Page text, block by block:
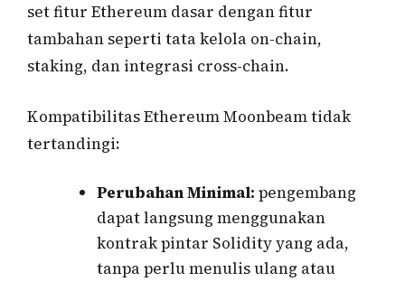
set fitur Ethereum dasar dengan fitur
tambahan seperti tata kelola on-chain,
staking, dan integrasi cross-chain.
Kompatibilitas Ethereum Moonbeam tidak
tertandingi:
Perubahan Minimal: pengembang
dapat langsung menggunakan
kontrak pintar Solidity yang ada,
tanpa perlu menulis ulang atau